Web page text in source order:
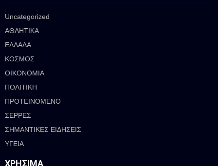
Uncategorized
ΑΘΛΗΤΙΚΑ
ΕΛΛΑΔΑ
ΚΟΣΜΟΣ
ΟΙΚΟΝΟΜΙΑ
ΠΟΛΙΤΙΚΗ
ΠΡΟΤΕΙΝΟΜΕΝΟ
ΣΕΡΡΕΣ
ΣΗΜΑΝΤΙΚΕΣ ΕΙΔΗΣΕΙΣ
ΥΓΕΙΑ
ΧΡΉΣΙΜΑ